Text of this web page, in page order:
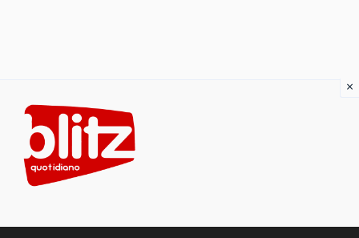
content
×